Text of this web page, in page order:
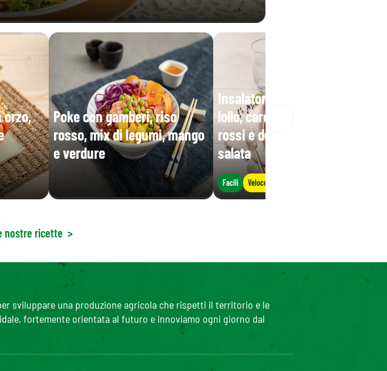
Poke con gamberi, riso
rosso, mix di legumi, mango
e verdure
Insalatona base iceberg e
lollo, carote, mais, fagioli
rossi e decorata con ricotta
salata
Facili Veloce
nostre ricette >
sviluppare una produzione agricola che rispetti il territorio e le
fortemente orientata al futuro e innoviamo ogni giorno dal